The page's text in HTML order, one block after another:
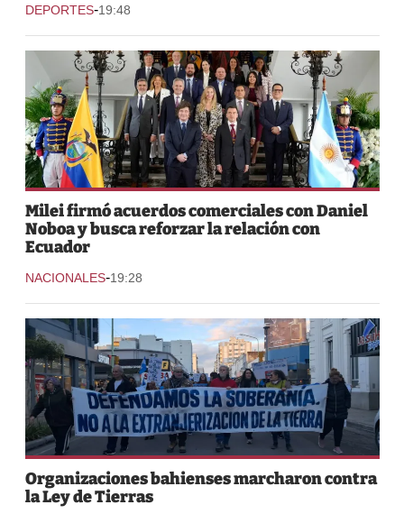
DEPORTES-19:48
Milei firmó acuerdos comerciales con Daniel
Noboa y busca reforzar la relación con
Ecuador
NACIONALES-19:28
Organizaciones bahienses marcharon contra
la Ley de Tierras